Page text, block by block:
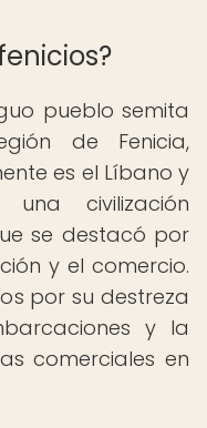
pueblo semita
de Fenicia,
es el Líbano y
civilización
se destacó por
y el comercio.
por su destreza
y la
comerciales en